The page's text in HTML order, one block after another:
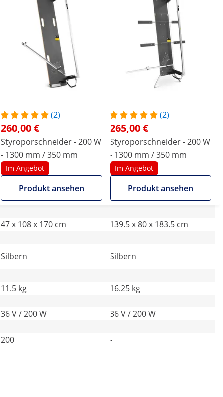
(2)
260,00 €
Styroporschneider - 200 W
- 1300 mm / 350 mm
Im Angebot
Produkt ansehen
(2)
265,00 €
Styroporschneider - 200 W
- 1300 mm / 350 mm
Im Angebot
Produkt ansehen
47 x 108 x 170 cm 139.5 x 80 x 183.5 cm
Silbern Silbern
11.5 kg 16.25 kg
36 V / 200 W 36 V / 200 W
200 -